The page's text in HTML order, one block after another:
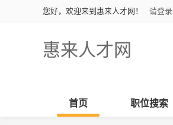
您好，欢迎来到惠来人才网！ 请登录
惠来人才网
首页 职位搜索